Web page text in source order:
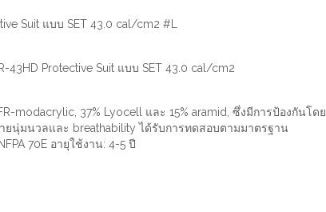
Suit แบบ SET 43.0 cal/cm2 #L
43HD Protective Suit แบบ SET 43.0 cal/cm2
modacrylic, 37% Lyocell และ 15% aramid, ซึ่งมีการป้องกันโดย
นุ่มนวลและ breathability ได้รับการทดสอบตามมาตรฐาน
70E อายุใช้งาน: 4-5 ปี